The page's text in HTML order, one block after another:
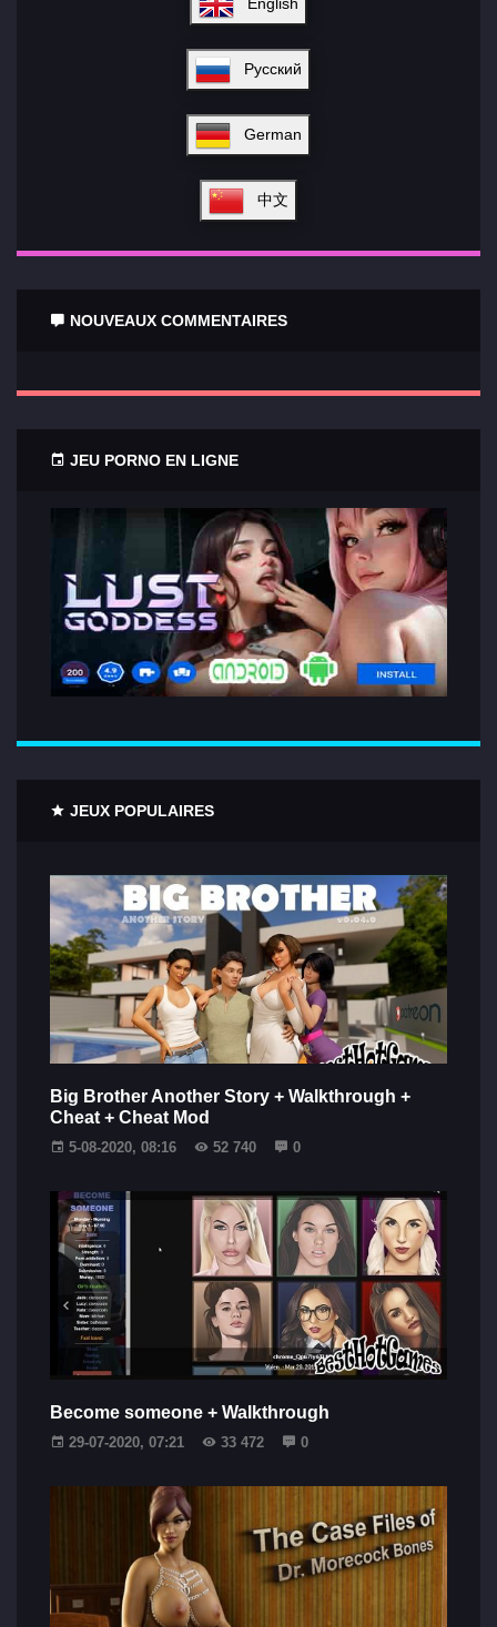
Русский
German
中文
NOUVEAUX COMMENTAIRES
JEU PORNO EN LIGNE
JEUX POPULAIRES
Big Brother Another Story + Walkthrough +
Cheat + Cheat Mod
5-08-2020, 08:16 52 740 0
Become someone + Walkthrough
29-07-2020, 07:21 33 472 0